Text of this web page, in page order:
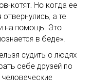
котят. Но когда ее
а те
на помощь. Это
в беде».
судить о людях
себе друзей по